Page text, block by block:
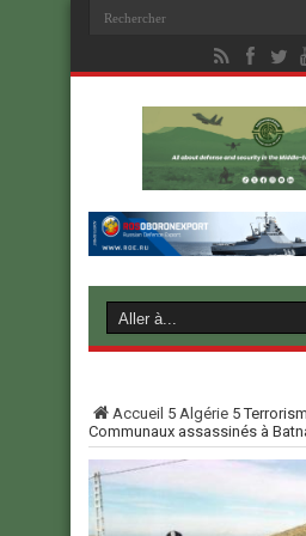
Accueil 5 Algérie 5
Communaux assassinés à